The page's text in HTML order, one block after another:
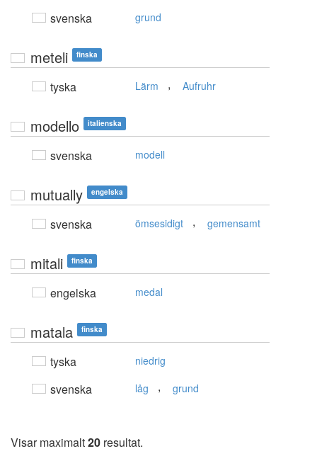
svenska grund
meteli finska
tyska Lärm , Aufruhr
modello italienska
svenska modell
mutually engelska
svenska ömsesidigt , gemensamt
mitali finska
engelska medal
matala finska
tyska niedrig
svenska låg , grund
Visar maximalt20 resultat.